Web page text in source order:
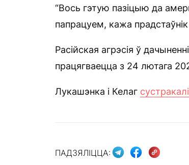
“Вось гэтую пазіцыю да
папрацуем, кажа
Расійская агрэсія ў
працягваецца з 24 лютага
Лукашэнка і Келаг
ПАДЗЯЛІЦЦА: